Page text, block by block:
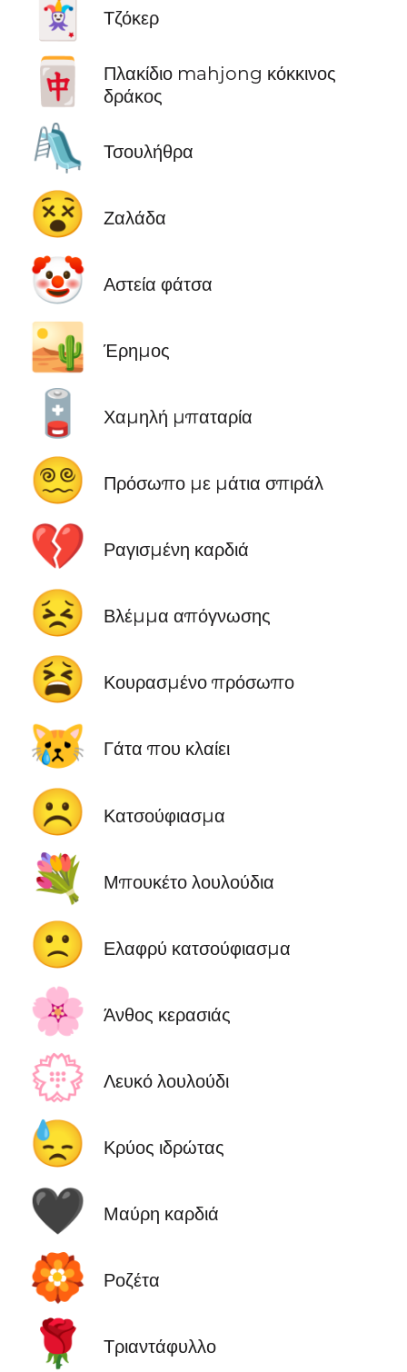
🃏 Τζόκερ
🀄
Πλακίδιο mahjong κόκκινος
δράκος
🛝 Τσουλήθρα
😵 Ζαλάδα
🤡 Αστεία φάτσα
🏜️ Έρημος
🪫 Χαμηλή μπαταρία
😵‍💫 Πρόσωπο με μάτια σπιράλ
💔 Ραγισμένη καρδιά
😣 Βλέμμα απόγνωσης
😫 Κουρασμένο πρόσωπο
😿 Γάτα που κλαίει
☹️ Κατσούφιασμα
💐 Μπουκέτο λουλούδια
🙁 Ελαφρύ κατσούφιασμα
🌸 Άνθος κερασιάς
💮 Λευκό λουλούδι
😓 Κρύος ιδρώτας
🖤 Μαύρη καρδιά
🏵️ Ροζέτα
🌹 Τριαντάφυλλο